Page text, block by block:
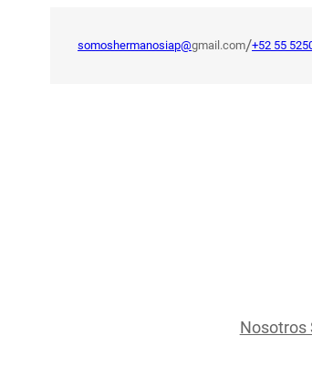
somoshermanosiap@gmail.com/+52 55
Nosotros